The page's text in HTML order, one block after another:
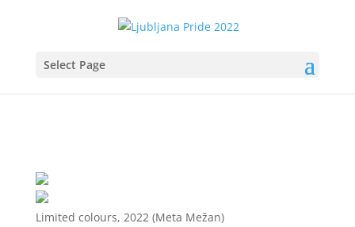
Select Page
Limited colours, 2022 (Meta Mežan)